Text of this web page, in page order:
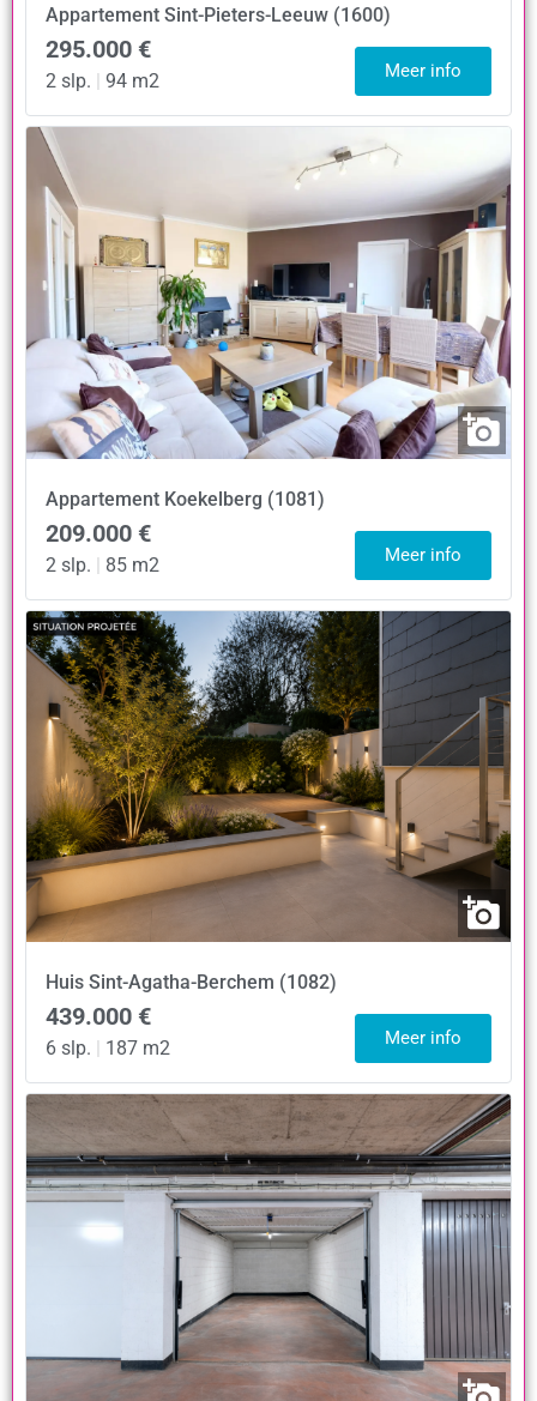
Appartement Sint-Pieters-Leeuw (1600)
295.000 €
2 slp. 94 m2 Meer info
Appartement Koekelberg (1081)
209.000 €
2 slp. | 85 m2 Meer info
Huis Sint-Agatha-Berchem (1082)
439.000 €
6 slp. | 187 m2 Meer info